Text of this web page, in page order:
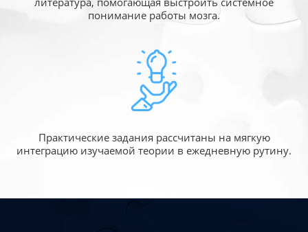
понимание работы мозга.
Практические задания рассчитаны на мягкую
интеграцию изучаемой теории в ежедневную рутину.